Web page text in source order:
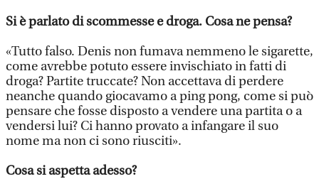
Si è parlato di scommesse e droga. Cosa ne pensa?
«Tutto falso. Denis non fumava nemmeno le sigarette,
come avrebbe potuto essere invischiato in fatti di
droga? Partite truccate? Non accettava di perdere
neanche quando giocavamo a ping pong, come si può
pensare che fosse disposto a vendere una partita o a
vendersi lui? Ci hanno provato a infangare il suo
nome ma non ci sono riusciti».
Cosa si aspetta adesso?